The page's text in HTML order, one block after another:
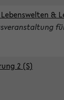
&
2 (S)